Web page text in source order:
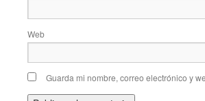
Web
Guarda mi nombre, correo electrónico y